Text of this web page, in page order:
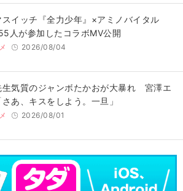
スイッチ『全力少年』×アミノバイタル
人が参加したコラボMV公開
2026/08/04
生気質のジャンボたかおが大暴れ 宮澤エ
あ、キスをしよう。一旦」
2026/08/01